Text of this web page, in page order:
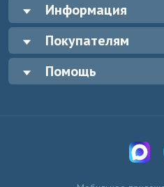
Информация
Покупателям
Помощь